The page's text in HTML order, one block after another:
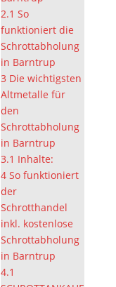
2.1 So
funktioniert die
Schrottabholung
in Barntrup
3 Die wichtigsten
Altmetalle für
den
Schrottabholung
in Barntrup
3.1 Inhalte:
4 So funktioniert
der
Schrotthandel
inkl. kostenlose
Schrottabholung
in Barntrup
4.1